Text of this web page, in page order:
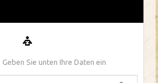
Geben Sie unten Ihre Daten ein